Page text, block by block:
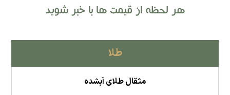
هر لحظه از قیمت ها با خبر شوید
طلا
مثقال طلای آبشده